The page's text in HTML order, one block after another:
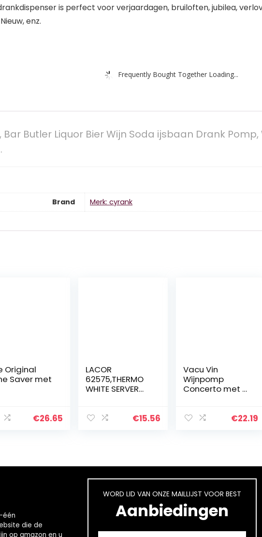
drankdispenser is perfect voor verjaardagen, bruiloften, jubilea,
enz.
Frequently Bought Together Loading...
Bar Butler Liquor Bier Wijn Soda ijsbaan Drank
Brand Merk: cyrank
Original
Saver met
€26.65
LACOR
62575,THERMO
WHITE SERVER
€15.56
Vacu Vin
Wijnpomp
Concerto met 3
€22.19
één
die de
op amazon en u
WORD LID VAN ONZE MAILLIJST VOOR BEST
Aanbiedingen